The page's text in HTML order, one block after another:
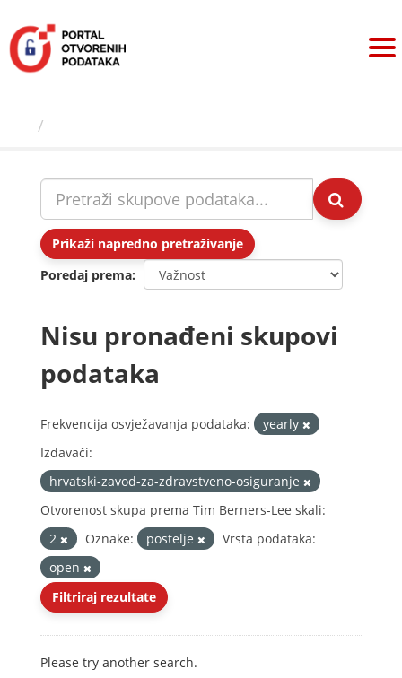
sadržaj
Prikaži napredno pretraživanje
Poredaj prema
Nisu pronađeni skupovi
podataka
Frekvencija osvježavanja podataka:
yearly
Izdavači:
hrvatski-zavod-za-zdravstveno-osiguranje
Otvorenost skupa prema Tim Berners-Lee skali:
2
Oznake: postelje
Vrsta podataka:
open
Filtriraj rezultate
Please try another search.